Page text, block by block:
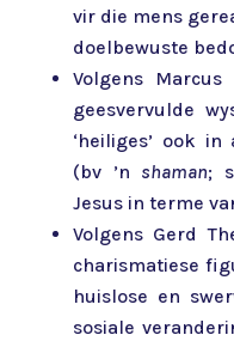
vir die mens
doelbewuste
Volgens Marcus
geesvervulde
‘heiliges’ ook
(bv ’n shaman;
Jesus in terme
Volgens Gerd
charismatiese
huislose en
sosiale